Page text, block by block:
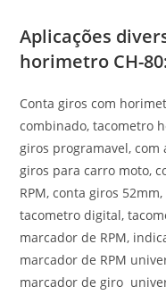
Aplicações
horimetro CH-
Conta giros com
combinado, tacometro
giros programavel, com
giros para carro moto,
RPM, conta giros
tacometro digital,
marcador de RPM,
marcador de RPM
marcador de giro